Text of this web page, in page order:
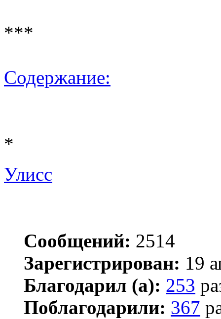
***
Содержание:
*
Улисс
Сообщений: 2514
Зарегистрирован: 19
Благодарил (а): 253
Поблагодарили: 367